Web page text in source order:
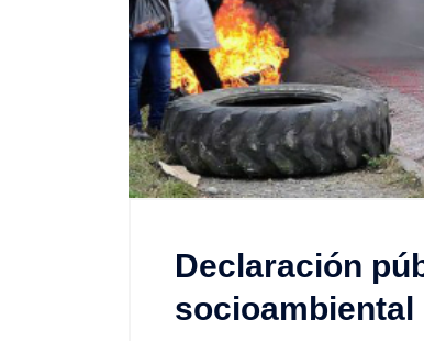
Declaración
socioambiental